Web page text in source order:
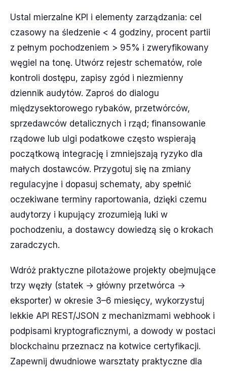
Ustal mierzalne KPI i elementy zarządzania: cel
czasowy na śledzenie < 4 godziny, procent partii
z pełnym pochodzeniem > 95% i zweryfikowany
węgiel na tonę. Utwórz rejestr schematów, role
kontroli dostępu, zapisy zgód i niezmienny
dziennik audytów. Zaproś do dialogu
międzysektorowego rybaków, przetwórców,
sprzedawców detalicznych i rząd; finansowanie
rządowe lub ulgi podatkowe często wspierają
początkową integrację i zmniejszają ryzyko dla
małych dostawców. Przygotuj się na zmiany
regulacyjne i dopasuj schematy, aby spełnić
oczekiwane terminy raportowania, dzięki czemu
audytorzy i kupujący zrozumieją luki w
pochodzeniu, a dostawcy dowiedzą się o krokach
zaradczych.
Wdróż praktyczne pilotażowe projekty obejmujące
trzy węzły (statek → główny przetwórca →
eksporter) w okresie 3–6 miesięcy, wykorzystuj
lekkie API REST/JSON z mechanizmami webhook i
podpisami kryptograficznymi, a dowody w postaci
blockchainu przeznacz na kotwice certyfikacji.
Zapewnij dwudniowe warsztaty praktyczne dla